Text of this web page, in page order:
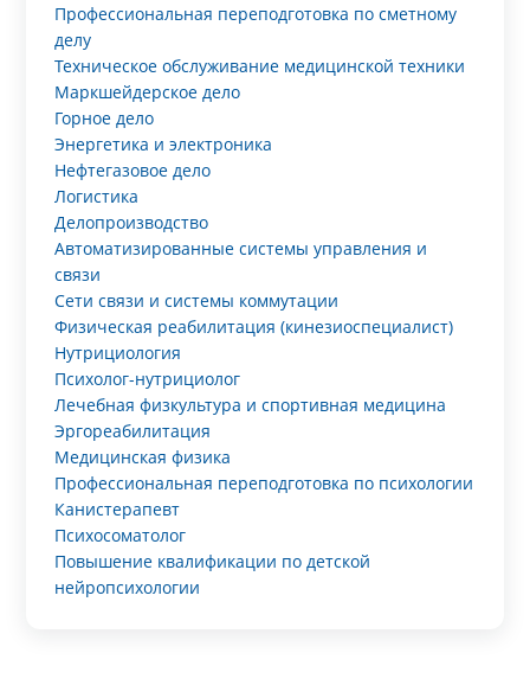
Профессиональная переподготовка по сметному
делу
Техническое обслуживание медицинской техники
Маркшейдерское дело
Горное дело
Энергетика и электроника
Нефтегазовое дело
Логистика
Делопроизводство
Автоматизированные системы управления и
связи
Сети связи и системы коммутации
Физическая реабилитация (кинезиоспециалист)
Нутрициология
Психолог-нутрициолог
Лечебная физкультура и спортивная медицина
Эргореабилитация
Медицинская физика
Профессиональная переподготовка по психологии
Канистерапевт
Психосоматолог
Повышение квалификации по детской
нейропсихологии